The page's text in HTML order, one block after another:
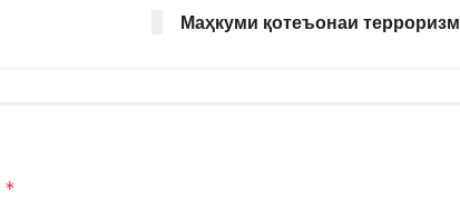
Маҳкуми қотеъонаи терроризм
*